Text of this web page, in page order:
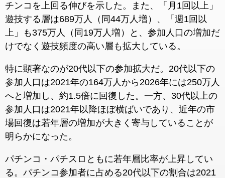
チンコを上回る伸びを示した。また、「月1回以上」
遊技する層は689万人（同44万人増）、「週1回以
上」も375万人（同19万人増）と、参加人口の増加だ
けでなく遊技頻度の高い層も拡大している。
特に顕著なのが20代以下の参加拡大だ。20代以下の
参加人口は2021年の164万人から2026年には250万人
へと増加し、約1.5倍に回復した。一方、30代以上の
参加人口は2021年以降ほぼ横ばいであり、近年の市
場回復は若年層の増加が大きく寄与していることが
明らかになった。
パチンコ・パチスロともに若年層比率が上昇してい
る。パチンコ参加者に占める20代以下の割合は2021